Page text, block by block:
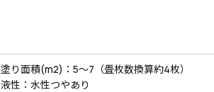
塗り面積(m2)：5～7（畳枚数換算約4枚）
液性：水性つやあり